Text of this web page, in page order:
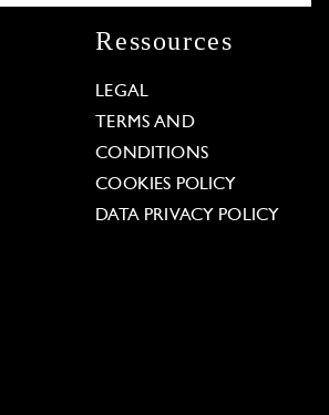
Ressources
LEGAL
TERMS AND
CONDITIONS
COOKIES POLICY
DATA PRIVACY POLICY